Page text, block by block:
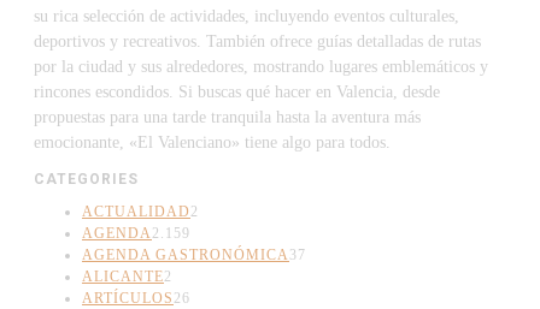
su rica selección de actividades, incluyendo eventos culturales,
deportivos y recreativos. También ofrece guías detalladas de rutas
por la ciudad y sus alrededores, mostrando lugares emblemáticos y
rincones escondidos. Si buscas qué hacer en Valencia, desde
propuestas para una tarde tranquila hasta la aventura más
emocionante, «El Valenciano» tiene algo para todos.
CATEGORIES
ACTUALIDAD 2
AGENDA2.159
AGENDA GASTRONÓMICA37
ALICANTE2
ARTÍCULOS 26